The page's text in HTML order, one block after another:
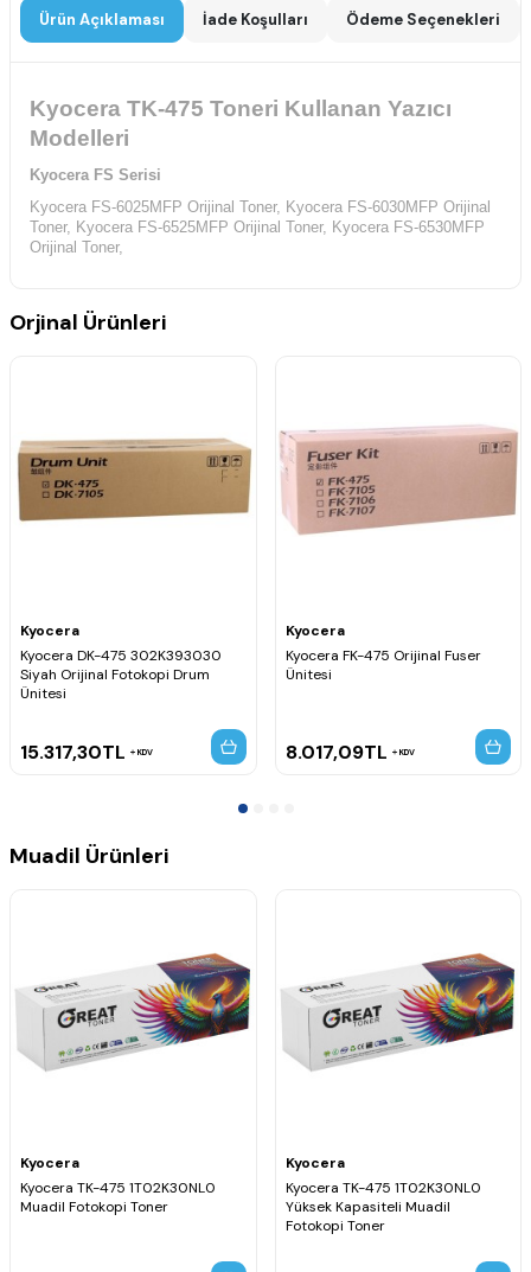
Ürün Açıklaması İade Koşulları Ödeme Seçenekleri
Kyocera TK-475 Toneri Kullanan Yazıcı
Modelleri
Kyocera FS Serisi
Kyocera FS-6025MFP Orijinal Toner, Kyocera FS-6030MFP Orijinal
Toner, Kyocera FS-6525MFP Orijinal Toner, Kyocera FS-6530MFP
Orijinal Toner,
Orjinal Ürünleri
Kyocera
Kyocera DK-475 302K393030
Siyah Orijinal Fotokopi Drum
Ünitesi
15.317,30TL KDV
Kyocera
Kyocera FK-475 Orijinal Fuser
Ünitesi
8.017,09TL KDV
Muadil Ürünleri
Kyocera
Kyocera TK-475 1T02K30NL0
Muadil Fotokopi Toner
Kyocera
Kyocera TK-475 1T02K30NL0
Yüksek Kapasiteli Muadil
Fotokopi Toner